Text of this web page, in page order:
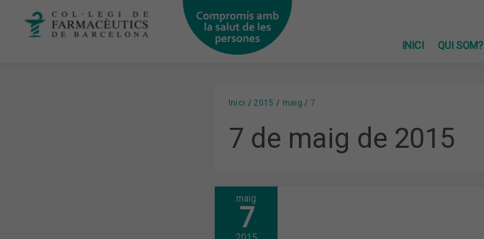
INICI
QUI SOM?
Inici 2015 maig 7
7 de maig de 2015
maig
7
EL
PAPER
DEL